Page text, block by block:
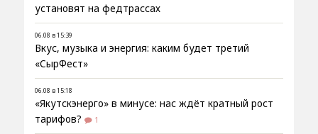
установят на федтрассах
06.08 в 15:39
Вкус, музыка и энергия: каким будет третий
«СырФест»
06.08 в 15:18
«Якутскэнерго» в минусе: нас ждёт кратный рост
тарифов?
1